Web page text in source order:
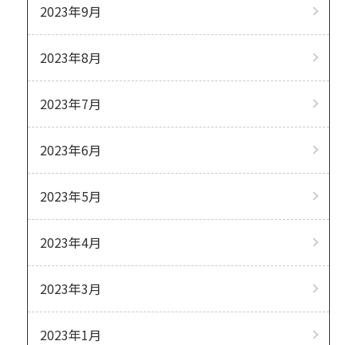
2023年9月
2023年8月
2023年7月
2023年6月
2023年5月
2023年4月
2023年3月
2023年1月